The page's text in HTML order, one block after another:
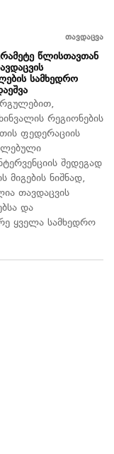
თავდაცვა
წლისთავთან
სამხედრო
რეგიონების
ფედერაციის
შედეგად
მიგების ნიშნად,
თავდაცვის
და
ყველა სამხედრო